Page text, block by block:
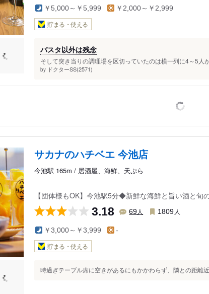
￥5,000～￥5,999 ￥2,000～￥2,999
貯まる・使える
パスタ以外は残念
そして突き当りの調理場を区切っていたのは横一列に4～5人
by ドクターSS(2571)
サカナのハチベエ 今池店
今池駅 165m / 居酒屋、海鮮、天ぷら
【団体様もOK】今池駅5分◆新鮮な海鮮と旨い酒と
3.18 69人 1809 人
￥3,000～￥3,999 -
貯まる・使える
時過ぎテーブル席に空きがあるにもかかわらず、隣との距離